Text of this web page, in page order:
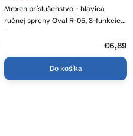
Mexen príslušenstvo - hlavica
ručnej sprchy Oval R-05, 3-funkcie,
čierna, 79505-70
€6,89
Do košíka